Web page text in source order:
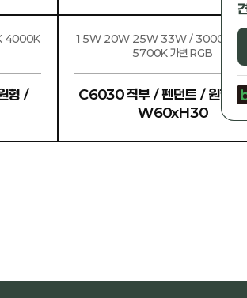
4000K
형 /
15W 20W 25W 33W / 3000K
5700K 가변 RGB
C6030 직부 / 펜던트 / 원형 / 방수
W60xH30